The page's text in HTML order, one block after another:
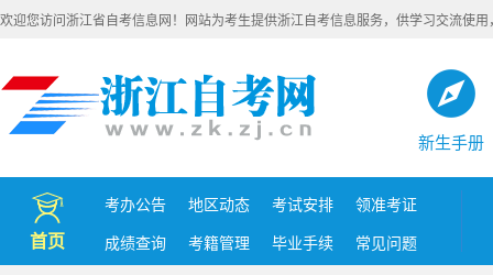
欢迎您访问浙江省自考信息网！网站为考生提供浙江自考信息服务，供学习交流使
新生手册
首页
考办公告 地区动态 考试安排
领准考证
成绩查询
考籍管理 毕业手续 常见问题